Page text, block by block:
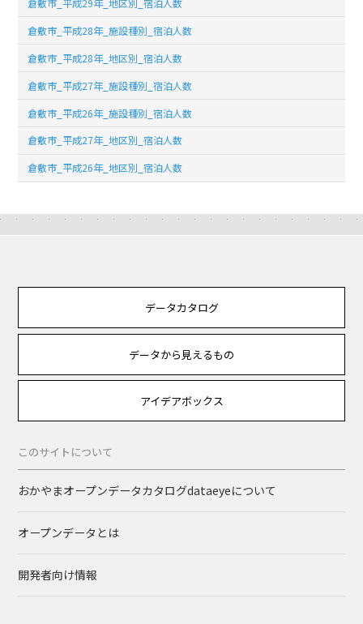
倉敷市_平成28年_施設種別_宿泊人数
倉敷市_平成28年_地区別_宿泊人数
倉敷市_平成27年_施設種別_宿泊人数
倉敷市_平成26年_施設種別_宿泊人数
倉敷市_平成27年_地区別_宿泊人数
倉敷市_平成26年_地区別_宿泊人数
データカタログ
データから見えるもの
アイデアボックス
このサイトについて
おかやまオープンデータカタログdataeyeについて
オープンデータとは
開発者向け情報